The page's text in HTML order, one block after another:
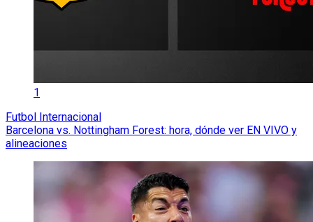
1
Futbol Internacional
Barcelona vs. Nottingham Forest: hora, dónde ver EN VIVO y
alineaciones